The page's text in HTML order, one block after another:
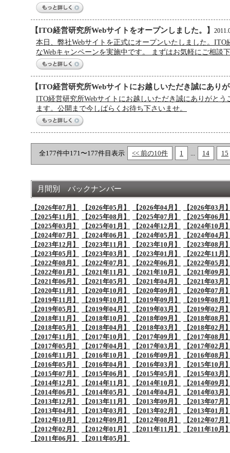
【ITO経営研究所Webサイトをオープンしました。】
本日、弊社Webサイトを正式にオープンいたしました。
なWebキャンペーンを実施中です。 まずはお気軽にご相談
【ITO経営研究所Webサイトにお越しいただき誠にあり
ITO経営研究所Webサイトにお越しいただき誠にありがと
ます。公開まで今しばらくお待ち下さいませ。
全177件中171〜177件目表示 << 前の10件 1 ... 14 15
月間別 バックナンバー
【2026年07月】 【2026年05月】 【2026年04月】
【2026年03月
【2025年11月】
【2025年08月】 【2025年07月】
【2025年06月
【2025年03月】
【2025年01月】 【2024年12月】
【2024年10月
【2024年07月】
【2024年06月】 【2024年05月】
【2024年04月
【2023年12月】
【2023年11月】 【2023年10月】
【2023年08月
【2023年05月】
【2023年03月】 【2023年01月】
【2022年11月
【2022年08月】
【2022年07月】 【2022年06月】
【2022年05月
【2022年01月】
【2021年11月】 【2021年10月】
【2021年09月
【2021年06月】
【2021年05月】 【2021年04月】
【2021年03月
【2020年11月】
【2020年10月】 【2020年09月】
【2020年07月
【2019年11月】
【2019年10月】 【2019年09月】
【2019年08月
【2019年05月】
【2019年04月】 【2019年03月】
【2019年02月
【2018年11月】
【2018年10月】 【2018年09月】
【2018年08月
【2018年05月】
【2018年04月】 【2018年03月】
【2018年02月
【2017年11月】
【2017年10月】 【2017年09月】
【2017年08月
【2017年05月】
【2017年04月】 【2017年03月】
【2017年02月
【2016年11月】
【2016年10月】 【2016年09月】
【2016年08月
【2016年05月】
【2016年04月】 【2016年03月】
【2015年10月
【2015年07月】
【2015年06月】 【2015年05月】
【2015年03月
【2014年12月】
【2014年11月】 【2014年10月】
【2014年09月
【2014年06月】
【2014年05月】 【2014年04月】
【2014年03月
【2013年12月】
【2013年11月】 【2013年09月】
【2013年07月
【2013年04月】
【2013年03月】 【2013年02月】
【2013年01月
【2012年10月】
【2012年09月】 【2012年08月】
【2012年07月
【2012年02月】
【2012年01月】 【2011年11月】
【2011年10月
【2011年06月】
【2011年05月】